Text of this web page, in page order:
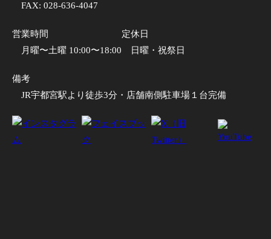
FAX: 028-636-4047
営業時間
月曜〜土曜 10:00〜18:00
定休日
日曜・祝祭日
備考
JR宇都宮駅より徒歩3分・店舗南側駐車場１台完備